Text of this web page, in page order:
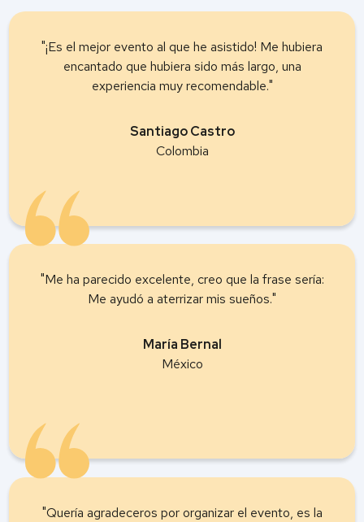
"¡Es el mejor evento al que he asistido! Me hubiera
encantado que hubiera sido más largo, una
experiencia muy recomendable."
Santiago Castro
Colombia
"Me ha parecido excelente, creo que la frase sería:
Me ayudó a aterrizar mis sueños."
María Bernal
México
"Quería agradeceros por organizar el evento, es la